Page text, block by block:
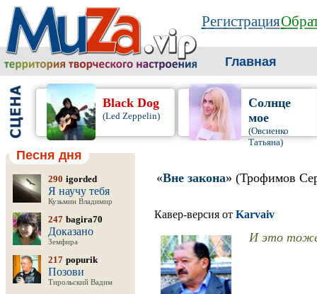
Регистрация
Главная
Black Dog
(Led Zeppelin)
Солнце
мое
(Овсиенко
Татьяна)
Песня дня
290 igorded
Я научу тебя
Кузьмин Владимир
247 bagira70
Доказано
Земфира
217 popurik
Позови
Тирольский Вадим
«Вне закона» (Трофимов
Кавер-версия от Karvaiv
И это тоже